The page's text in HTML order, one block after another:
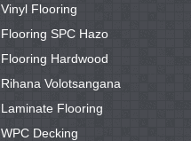
Vinyl Flooring
Flooring SPC Hazo
Flooring Hardwood
Rihana Volotsangana
Laminate Flooring
WPC Decking